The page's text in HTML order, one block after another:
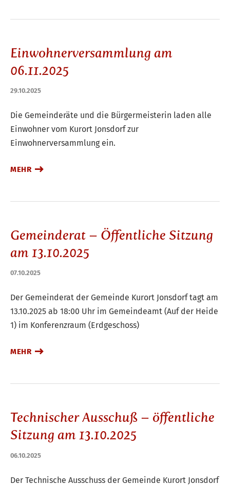
Einwohnerversammlung am
06.11.2025
29.10.2025
Die Gemeinderäte und die Bürgermeisterin laden alle
Einwohner vom Kurort Jonsdorf zur
Einwohnerversammlung ein.
MEHR
Gemeinderat – Öffentliche Sitzung
am 13.10.2025
07.10.2025
Der Gemeinderat der Gemeinde Kurort Jonsdorf tagt am
13.10.2025 ab 18:00 Uhr im Gemeindeamt (Auf der Heide
1) im Konferenzraum (Erdgeschoss)
MEHR
Technischer Ausschuß – öffentliche
Sitzung am 13.10.2025
06.10.2025
Der Technische Ausschuss der Gemeinde Kurort Jonsdorf